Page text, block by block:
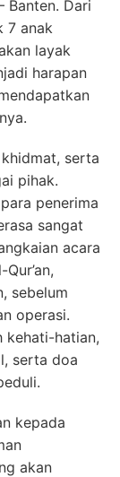
Banten. Dari
7 anak
layak
harapan
serta
pihak.
penerima
sangat
acara
sebelum
operasi.
kehati-hatian,
serta doa
kepada
akan